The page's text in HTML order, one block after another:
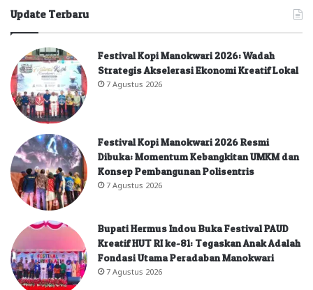
Update Terbaru
Festival Kopi Manokwari 2026: Wadah
Strategis Akselerasi Ekonomi Kreatif Lokal
7 Agustus 2026
Festival Kopi Manokwari 2026 Resmi
Dibuka: Momentum Kebangkitan UMKM dan
Konsep Pembangunan Polisentris
7 Agustus 2026
Bupati Hermus Indou Buka Festival PAUD
Kreatif HUT RI ke-81: Tegaskan Anak Adalah
Fondasi Utama Peradaban Manokwari
7 Agustus 2026